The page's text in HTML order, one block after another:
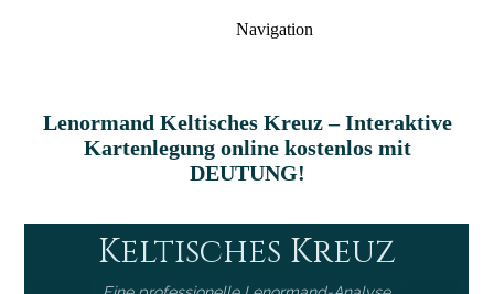
Navigation
Lenormand Keltisches Kreuz – Interaktive
Kartenlegung online kostenlos mit
DEUTUNG!